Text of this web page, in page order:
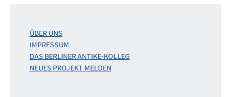
ÜBER UNS
IMPRESSUM
DAS BERLINER ANTIKE-KOLLEG
NEUES PROJEKT MELDEN